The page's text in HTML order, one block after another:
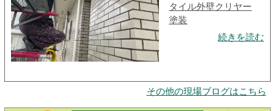
タイル外壁クリヤー
塗装
続きを読む
その他の現場ブログはこちら